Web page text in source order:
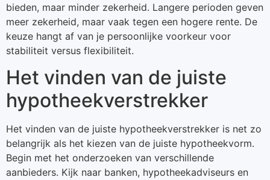
bieden, maar minder zekerheid. Langere perioden geven
meer zekerheid, maar vaak tegen een hogere rente. De
keuze hangt af van je persoonlijke voorkeur voor
stabiliteit versus flexibiliteit.
Het vinden van de juiste
hypotheekverstrekker
Het vinden van de juiste hypotheekverstrekker is net zo
belangrijk als het kiezen van de juiste hypotheekvorm.
Begin met het onderzoeken van verschillende
aanbieders. Kijk naar banken, hypotheekadviseurs en